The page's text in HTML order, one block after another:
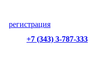
регистрация
+7 (343) 3-787-333